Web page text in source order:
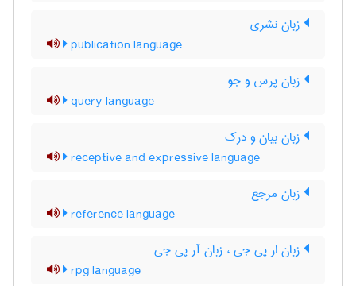
زبان نشری
publication language
زبان پرس و جو
query language
زبان بيان و درك
receptive and expressive language
زبان مرجع
reference language
زبان ار پی جی ، زبان آر پی جی
rpg language